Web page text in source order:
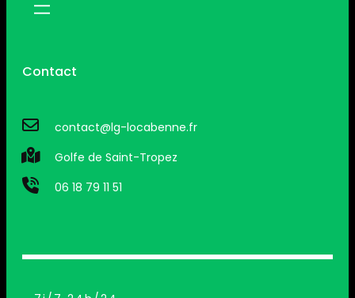
Contact
contact@lg-locabenne.fr
Golfe de Saint-Tropez
06 18 79 11 51